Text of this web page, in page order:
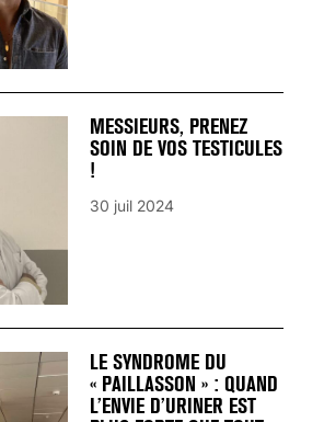
MESSIEURS, PRENEZ
SOIN DE VOS TESTICULES
!
30 juil 2024
LE SYNDROME DU
« PAILLASSON » : QUAND
L’ENVIE D’URINER EST